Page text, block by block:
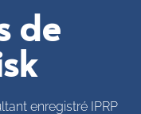
de
enregistré IPRP